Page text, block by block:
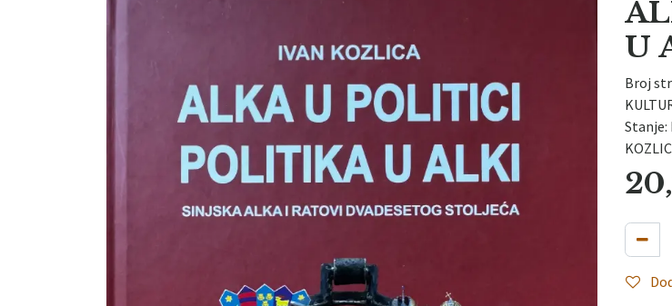
U
Broj
Stanje: